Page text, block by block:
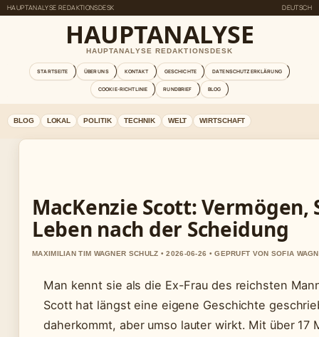
HAUPTANALYSE REDAKTIONSDESK DEUTSCH
HAUPTANALYSE
HAUPTANALYSE REDAKTIONSDESK
STARTSEITE ÜBER UNS KONTAKT GESCHICHTE DATENSCHUTZERKLÄRUNG
COOKIE-RICHTLINIE RUNDBRIEF BLOG
BLOG LOKAL POLITIK TECHNIK WELT WIRTSCHAFT
MacKenzie Scott: Vermögen,
Leben nach der Scheidung
MAXIMILIAN TIM WAGNER SCHULZ • 2026-06-26 • GEPRUFT VON SOFIA
Man kennt sie als die Ex-Frau des reichsten
Scott hat längst eine eigene Geschichte
daherkommt, aber umso lauter wirkt. Mit über 17